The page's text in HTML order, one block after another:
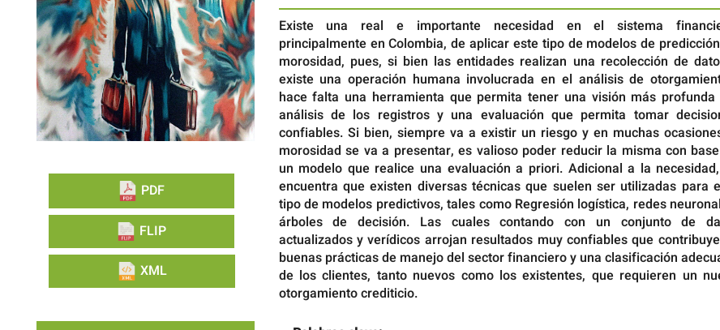
PDF
FLIP
XML
Existe una real e importante necesidad en el sistema
principalmente en Colombia, de aplicar este tipo de modelos de
morosidad, pues, si bien las entidades realizan una recolección de
existe una operación humana involucrada en el análisis de
hace falta una herramienta que permita tener una visión más profunda
análisis de los registros y una evaluación que permita tomar
confiables. Si bien, siempre va a existir un riesgo y en muchas
morosidad se va a presentar, es valioso poder reducir la misma con
un modelo que realice una evaluación a priori. Adicional a la
encuentra que existen diversas técnicas que suelen ser utilizadas para
tipo de modelos predictivos, tales como Regresión logística, redes
árboles de decisión. Las cuales contando con un conjunto de
actualizados y verídicos arrojan resultados muy confiables que
buenas prácticas de manejo del sector financiero y una clasificación
de los clientes, tanto nuevos como los existentes, que requieren un
otorgamiento crediticio.